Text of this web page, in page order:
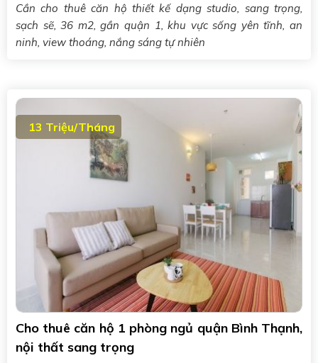
Cần cho thuê căn hộ thiết kế dạng studio, sang trọng,
sạch sẽ, 36 m2, gần quận 1, khu vực sống yên tĩnh, an
ninh, view thoáng, nắng sáng tự nhiên
13 Triệu/Tháng
Cho thuê căn hộ 1 phòng ngủ quận Bình Thạnh,
nội thất sang trọng